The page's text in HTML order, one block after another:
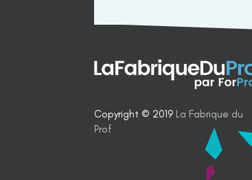
Copyright © 2019 La Fabrique du
Prof